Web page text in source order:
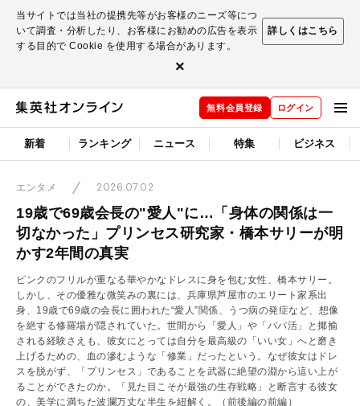
当サイトでは当社の提携先等がお客様のニーズ等につ
いて調査・分析したり、お客様にお勧めの広告を表示
する目的で Cookie を使用する場合があります。
詳しくはこちら
×
無料会員登録 ログイン
新着 ランキング ニュース 特集 ビジネス
エンタメ 2026.07.02
19歳で69歳会長の"愛人"に…「身体の関係は一
切なかった」プリンセス研究家・橋本サリーが明
かす2年間の真実
ピンクのフリルが重なる華やかなドレスに身を包む女性、橋本サリー。
しかし、その優雅な微笑みの裏には、兵庫県芦屋市のエリート家系出
身、19歳で69歳の会長に囲われた“愛人”関係、うつ病の発症など、想像
を絶する修羅場が隠されていた。世間から「愛人」や「パパ活」と揶揄
される経験さえも、彼女にとっては自分を最高級の「いい女」へと磨き
上げるための、血の滲むような「修業」だったという。なぜ彼女はドレ
スを脱がず、「プリンセス」であることを武器に絶望の淵から這い上が
ることができたのか。「見た目こそが最強の生存戦略」と断言する彼女
の、美学に満ちた波瀾万丈な半生を紐解く。
（前後編の前編）